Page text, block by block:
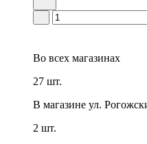
Во всех магазинах
27 шт.
В магазине ул.
2 шт.